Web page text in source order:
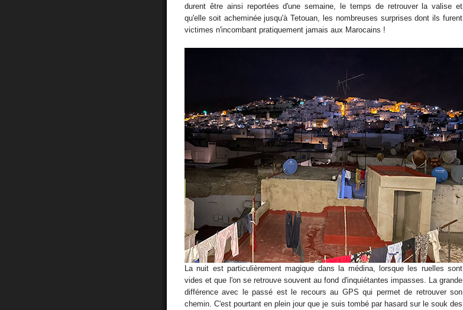
durent être ainsi reportées d'une semaine, le temps de retrouver la valise et
qu'elle soit acheminée jusqu'à Tetouan, les nombreuses surprises dont ils furent
victimes n'incombant pratiquement jamais aux Marocains !
La nuit est particulièrement magique dans la médina, lorsque les ruelles sont
vides et que l'on se retrouve souvent au fond d'inquiétantes impasses. La grande
différence avec le passé est le recours au GPS qui permet de retrouver son
chemin. C'est pourtant en plein jour que je suis tombé par hasard sur le souk des